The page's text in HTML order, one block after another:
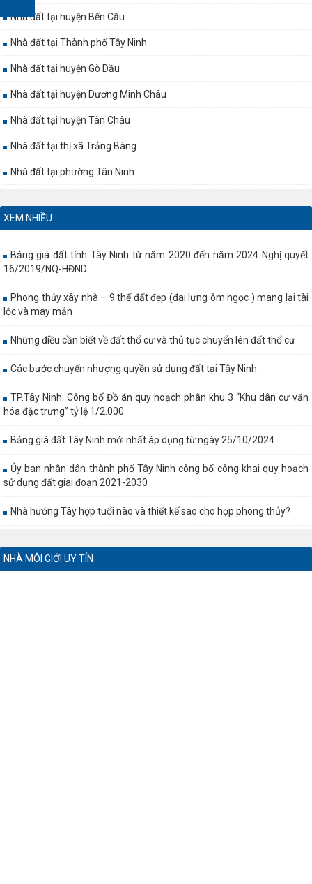
Nhà đất tại huyện Bến Cầu
Nhà đất tại Thành phố Tây Ninh
Nhà đất tại huyện Gò Dầu
Nhà đất tại huyện Dương Minh Châu
Nhà đất tại huyện Tân Châu
Nhà đất tại thị xã Trảng Bàng
Nhà đất tại phường Tân Ninh
XEM NHIỀU
Bảng giá đất tỉnh Tây Ninh từ năm 2020 đến năm 2024 Nghị quyết
16/2019/NQ-HĐND
Phong thủy xây nhà – 9 thế đất đẹp (đai lưng ôm ngọc ) mang lại tài
lộc và may mắn
Những điều cần biết về đất thổ cư và thủ tục chuyển lên đất thổ cư
Các bước chuyển nhượng quyền sử dụng đất tại Tây Ninh
TP.Tây Ninh: Công bố Đồ án quy hoạch phân khu 3 “Khu dân cư văn
hóa đặc trưng” tỷ lệ 1/2.000
Bảng giá đất Tây Ninh mới nhất áp dụng từ ngày 25/10/2024
Ủy ban nhân dân thành phố Tây Ninh công bố công khai quy hoạch
sử dụng đất giai đoạn 2021-2030
Nhà hướng Tây hợp tuổi nào và thiết kế sao cho hợp phong thủy?
NHÀ MÔI GIỚI UY TÍN